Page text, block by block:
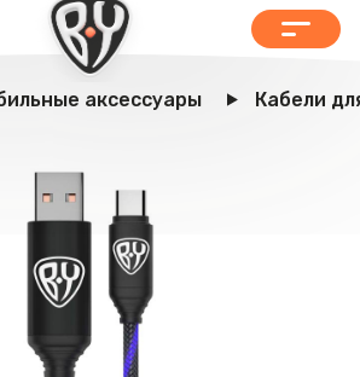
аксессуары Кабели